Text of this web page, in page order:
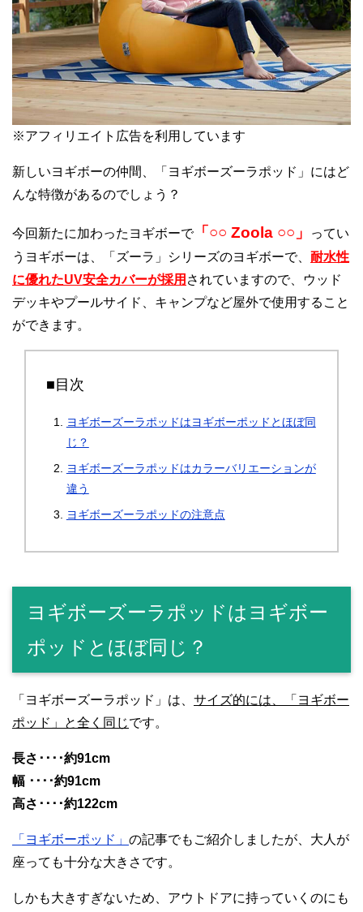
※アフィリエイト広告を利用しています
新しいヨギボーの仲間、「ヨギボーズーラポッド」にはど
んな特徴があるのでしょう？
今回新たに加わったヨギボーで「○○ Zoola ○○」
ってい
うヨギボーは、「ズーラ」シリーズのヨギボーで、 耐水性
に優れたUV安全カバーが採用 されていますので、ウッド
デッキやプールサイド、キャンプなど屋外で使用すること
ができます。
■目次
ヨギボーズーラポッドはヨギボーポッドとほぼ同
じ？
ヨギボーズーラポッドはカラーバリエーションが
違う
ヨギボーズーラポッドの注意点
ヨギボーズーラポッドはヨギボー
ポッドとほぼ同じ？
「ヨギボーズーラポッド」は、 サイズ的には、「ヨギボー
ポッド」と全く同じです。
長さ････約91cm
幅 ････約91cm
高さ････約122cm
「ヨギボーポッド」 の記事でもご紹介しましたが、大人が
座っても十分な大きさです。
しかも大きすぎないため、アウトドアに持っていくのにも